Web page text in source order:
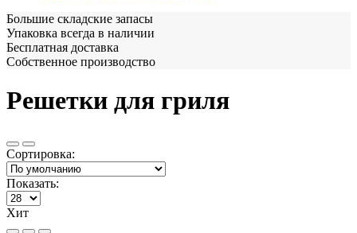
Большие складские запасы
Упаковка всегда в наличии
Бесплатная доставка
Собственное производство
Решетки для гриля
Сортировка:
Показать:
Хит